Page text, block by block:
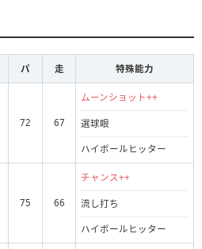
パ 走 特殊能力
72 67
ムーンショット++
選球眼
ハイボールヒッター
75 66
チャンス++
流し打ち
ハイボールヒッター